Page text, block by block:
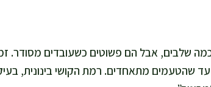
שלבים, אבל הם פשוטים כשעובדים מסודר.
ועוד 45–60 דקות בישול עד שהטעמים מתאחדים. רמת הקושי